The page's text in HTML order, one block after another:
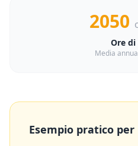
2050
Ore di
Media
Esempio pratico per